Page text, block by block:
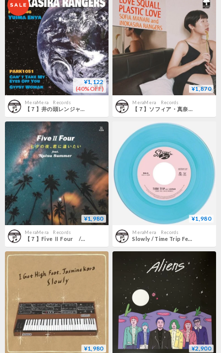
¥1,122
(40%OFF)
MeraMera Records
【７】井の頭レンジャーズ Feat Yuima Enya / Can't Take My Eyes Off You
¥1,870
MeraMera Records
【７】ソフィア・真奈里と井の頭レンジャーズ / Love Squall Plastic Love
¥1,980
MeraMera Records
【７】Five Ⅱ Four / 七夕の夜、君に逢いたい feat. ナツ・サマー
¥1,980
MeraMera Records
Slowly / Time Trip Feat Luvraw
¥1,980 ¥2,900